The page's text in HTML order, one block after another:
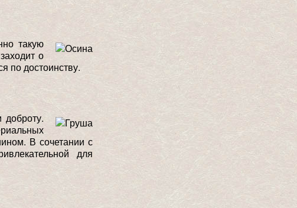
такую
о
по достоинству.
В сочетании с
для